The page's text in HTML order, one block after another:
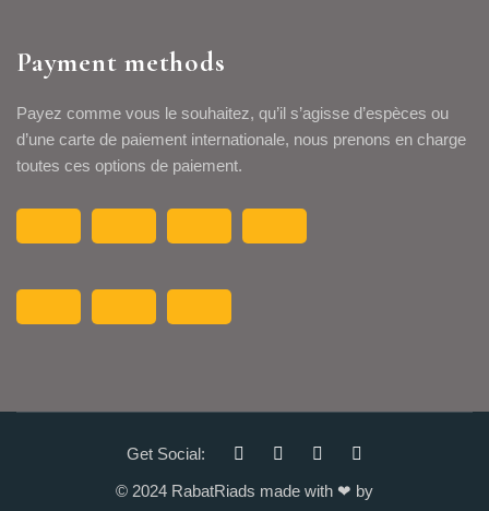
Payment methods
Payez comme vous le souhaitez, qu’il s’agisse d’espèces ou
d’une carte de paiement internationale, nous prenons en charge
toutes ces options de paiement.
Get Social:
© 2024 RabatRiads made with ❤ by